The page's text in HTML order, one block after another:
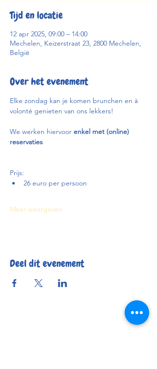
Tijd en locatie
12 apr 2025, 09:00 – 14:00
Mechelen, Keizerstraat 23, 2800 Mechelen,
België
Over het evenement
Elke zondag kan je komen brunchen en à
volonté genieten van ons lekkers!
We werken hiervoor enkel met (online)
reservaties
Prijs:
26 euro per persoon
Meer weergeven
Deel dit evenement